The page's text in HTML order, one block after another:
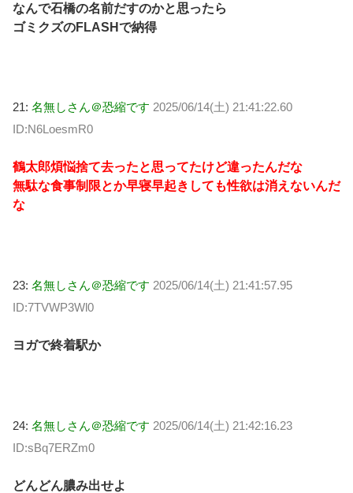
なんで石橋の名前だすのかと思ったら
ゴミクズのFLASHで納得
21: 名無しさん＠恐縮です 2025/06/14(土) 21:41:22.60
ID:N6LoesmR0
鶴太郎煩悩捨て去ったと思ってたけど違ったんだな
無駄な食事制限とか早寝早起きしても性欲は消えないんだ
な
23: 名無しさん＠恐縮です 2025/06/14(土) 21:41:57.95
ID:7TVWP3Wl0
ヨガで終着駅か
24: 名無しさん＠恐縮です 2025/06/14(土) 21:42:16.23
ID:sBq7ERZm0
どんどん膿み出せよ